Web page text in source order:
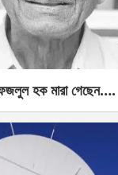
হক মারা গেছেন….